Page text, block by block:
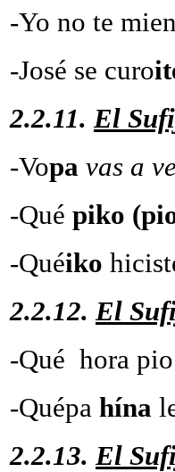
-Yo no te
-José se curo
2.2.11.El
-Vopa vas a
-Qué piko
-Quéiko
2.2.12.El
-Qué hora
-Quépa hína
2.2.13.El